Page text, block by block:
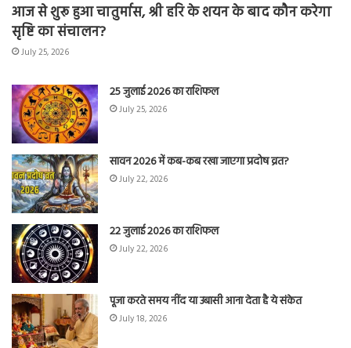
आज से शुरू हुआ चातुर्मास, श्री हरि के शयन के बाद कौन करेगा
सृष्टि का संचालन?
July 25, 2026
25 जुलाई 2026 का राशिफल
July 25, 2026
सावन 2026 में कब-कब रखा जाएगा प्रदोष व्रत?
July 22, 2026
22 जुलाई 2026 का राशिफल
July 22, 2026
पूजा करते समय नींद या उबासी आना देता है ये संकेत
July 18, 2026